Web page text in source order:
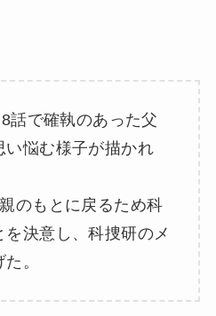
話で確執のあった父
い悩む様子が描かれ
のもとに戻るため科
決意し、科捜研のメ
。